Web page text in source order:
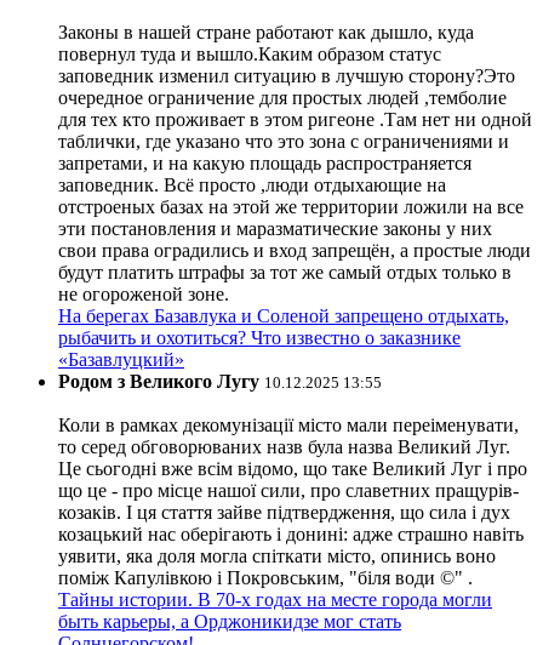
Законы в нашей стране работают как дышло, куда
повернул туда и вышло.Каким образом статус
заповедник изменил ситуацию в лучшую сторону?Это
очередное ограничение для простых людей ,темболие
для тех кто проживает в этом ригеоне .Там нет ни одной
таблички, где указано что это зона с ограничениями и
запретами, и на какую площадь распространяется
заповедник. Всё просто ,люди отдыхающие на
отстроеных базах на этой же территории ложили на все
эти постановления и маразматические законы у них
свои права оградились и вход запрещён, а простые люди
будут платить штрафы за тот же самый отдых только в
не огороженой зоне.
На берегах Базавлука и Соленой запрещено отдыхать,
рыбачить и охотиться? Что известно о заказнике
«Базавлуцкий»
Родом з Великого Лугу 10.12.2025 13:55
Коли в рамках декомунізації місто мали переіменувати,
то серед обговорюваних назв була назва Великий Луг.
Це сьогодні вже всім відомо, що таке Великий Луг і про
що це - про місце нашої сили, про славетних пращурів-
козаків. І ця стаття зайве підтвердження, що сила і дух
козацький нас оберігають і донині: адже страшно навіть
уявити, яка доля могла спіткати місто, опинись воно
поміж Капулівкою і Покровським, "біля води ©" .
Тайны истории. В 70-х годах на месте города могли
быть карьеры, а Орджоникидзе мог стать